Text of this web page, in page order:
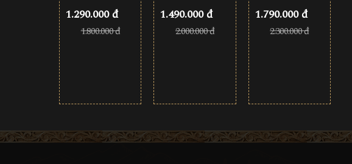
1.290.000 đ
1.800.000 đ
1.490.000 đ
2.000.000 đ
1.790.000 đ
2.300.000 đ